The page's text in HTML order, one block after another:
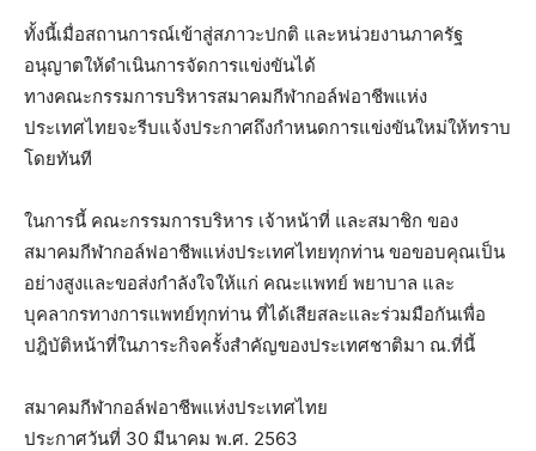
ทั้งนี้เมื่อสถานการณ์เข้าสู่สภาวะปกติ และหน่วยงานภาครัฐ
อนุญาตให้ดำเนินการจัดการแข่งขันได้
ทางคณะกรรมการบริหารสมาคมกีฬากอล์ฟอาชีพแห่ง
ประเทศไทยจะรีบแจ้งประกาศถึงกำหนดการแข่งขันใหม่ให้ทราบ
โดยทันที
ในการนี้ คณะกรรมการบริหาร เจ้าหน้าที่ และสมาชิก ของ
สมาคมกีฬากอล์ฟอาชีพแห่งประเทศไทยทุกท่าน ขอขอบคุณเป็น
อย่างสูงและขอส่งกำลังใจให้แก่ คณะแพทย์ พยาบาล และ
บุคลากรทางการแพทย์ทุกท่าน ที่ได้เสียสละและร่วมมือกันเพื่อ
ปฎิบัติหน้าที่ในภาระกิจครั้งสำคัญของประเทศชาติมา ณ.ที่นี้
สมาคมกีฬากอล์ฟอาชีพแห่งประเทศไทย
ประกาศวันที่ 30 มีนาคม พ.ศ. 2563